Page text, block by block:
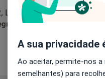
•Mapa
65 €
A sua privacidade
Ao aceitar, permite-nos
semelhantes) para